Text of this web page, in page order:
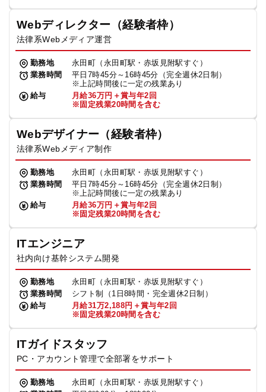
Webディレクター（経験者枠）
法律系Webメディア運営
勤務地
永田町（永田町駅・赤坂見附駅すぐ）
業務時間
平日7時45分～16時45分（完全週休2日制）
※上記時間後に一定の残業あり
給与
月給36万円＋賞与年2回
※固定残業20時間を含む
Webデザイナー（経験者枠）
法律系Webメディア制作
勤務地
永田町（永田町駅・赤坂見附駅すぐ）
業務時間
平日7時45分～16時45分（完全週休2日制）
※上記時間後に一定の残業あり
給与
月給36万円＋賞与年2回
※固定残業20時間を含む
ITエンジニア
社内向け基幹システム開発
勤務地
永田町（永田町駅・赤坂見附駅すぐ）
業務時間
シフト制（1日8時間・完全週休2日制）
給与
月給31万2,188円＋賞与年2回
※固定残業20時間を含む
ITガイドスタッフ
PC・アカウント管理で全部署をサポート
勤務地
永田町（永田町駅・赤坂見附駅すぐ）